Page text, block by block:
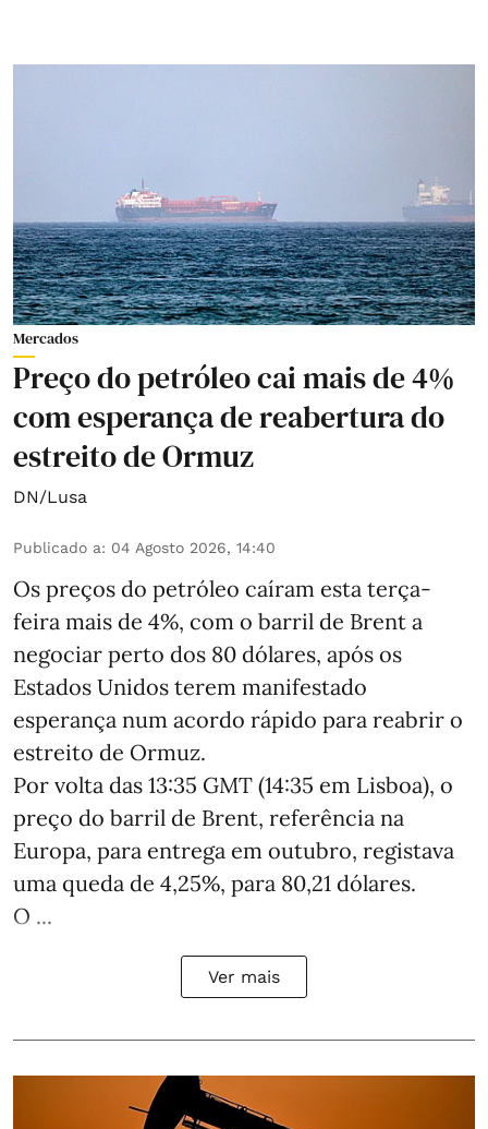
Mercados
Preço do petróleo cai mais de 4%
com esperança de reabertura do
estreito de Ormuz
DN/Lusa
Publicado a: 04 Agosto 2026, 14:40
Os preços do petróleo caíram esta terça-
feira mais de 4%, com o barril de Brent a
negociar perto dos 80 dólares, após os
Estados Unidos terem manifestado
esperança num acordo rápido para reabrir o
estreito de Ormuz.
Por volta das 13:35 GMT (14:35 em Lisboa), o
preço do barril de Brent, referência na
Europa, para entrega em outubro, registava
uma queda de 4,25%, para 80,21 dólares.
O ...
Ver mais